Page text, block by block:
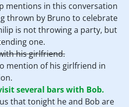
mentions in this conversation
thrown by Bruno to celebrate
is not throwing a party, but
one.
his girlfriend.
mention of his girlfriend in
several bars with Bob.
that tonight he and Bob are